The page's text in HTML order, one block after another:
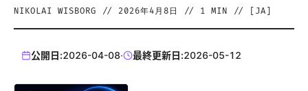
NIKOLAI WISBORG // 2026年4月8日 // 1 MIN // [ JA
公開日:2026-04-08· 最終更新日:2026-05-12